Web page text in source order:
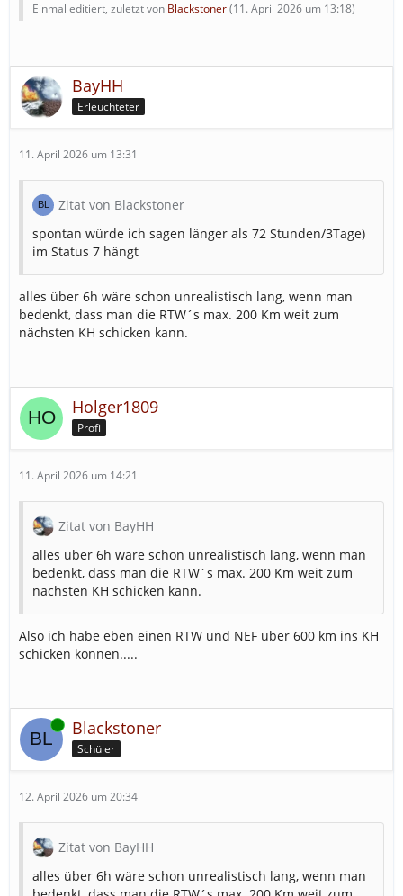
Einmal editiert, zuletzt von Blackstoner(11. April 2026 um 13:18)
BayHH
Erleuchteter
11. April 2026 um 13:31
Zitat von Blackstoner
spontan würde ich sagen länger als 72 Stunden/3Tage)
im Status 7 hängt
alles über 6h wäre schon unrealistisch lang, wenn man
bedenkt, dass man die RTW´s max. 200 Km weit zum
nächsten KH schicken kann.
Holger1809
Profi
11. April 2026 um 14:21
Zitat von BayHH
alles über 6h wäre schon unrealistisch lang, wenn man
bedenkt, dass man die RTW´s max. 200 Km weit zum
nächsten KH schicken kann.
Also ich habe eben einen RTW und NEF über 600 km ins KH
schicken können.....
Online Blackstoner
Schüler
12. April 2026 um 20:34
Zitat von BayHH
alles über 6h wäre schon unrealistisch lang, wenn man